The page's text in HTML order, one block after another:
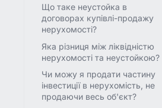
Що таке неустойка в
договорах купівлі-продажу
нерухомості?
Яка різниця між ліквідністю
нерухомості та неустойкою?
Чи можу я продати частину
інвестиції в нерухомість, не
продаючи весь об'єкт?